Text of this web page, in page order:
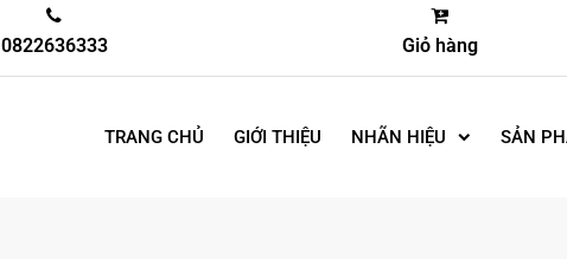
0822636333 Giỏ hàng
TRANG CHỦ GIỚI THIỆU NHÃN HIỆU SẢN